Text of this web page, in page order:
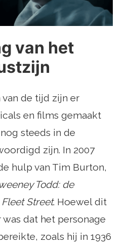
van het
de tijd zijn er
en films gemaakt
steeds in de
zijn. In 2007
hulp van Tim Burton,
Todd: de
Street. Hoewel dit
dat het personage
zoals hij in 1936